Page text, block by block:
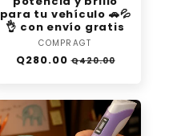
para tu vehículo 🚗💦
👌 con envío gratis
Proveedor:
COMPRAGT
Precio
Q280.00 Precio
Q420.00